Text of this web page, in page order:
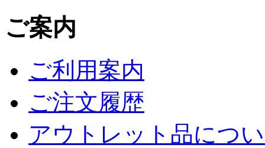
ご案内
ご利用案内
ご注文履歴
アウトレット品につ